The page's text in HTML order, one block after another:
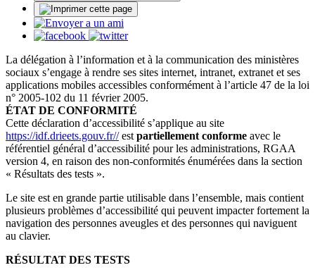
La délégation à l’information et à la communication des ministères
sociaux s’engage à rendre ses sites internet, intranet, extranet et ses
applications mobiles accessibles conformément à l’article 47 de la loi
n° 2005-102 du 11 février 2005.
ÉTAT DE CONFORMITÉ
Cette déclaration d’accessibilité s’applique au site
https://idf.drieets.gouv.fr//est partiellement conforme avec le
référentiel général d’accessibilité pour les administrations, RGAA
version 4, en raison des non-conformités énumérées dans la section
« Résultats des tests ».
Le site est en grande partie utilisable dans l’ensemble, mais contient
plusieurs problèmes d’accessibilité qui peuvent impacter fortement la
navigation des personnes aveugles et des personnes qui naviguent
au clavier.
RÉSULTAT DES TESTS